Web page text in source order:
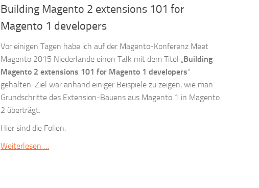
Building Magento 2 extensions 101 for
Magento 1 developers
Vor einigen Tagen habe ich auf der Magento-Konferenz Meet
Magento 2015 Niederlande einen Talk mit dem Titel „Building
Magento 2 extensions 101 for Magento 1 developers“
gehalten. Ziel war anhand einiger Beispiele zu zeigen, wie man
Grundschritte des Extension-Bauens aus Magento 1 in Magento
2 überträgt.
Hier sind die Folien:
Weiterlesen …